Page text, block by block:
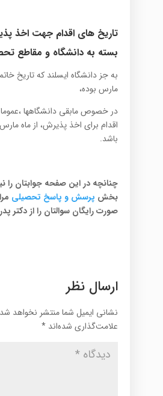
تاریخ های اقدام جهت اخذ
بسته به دانشگاه و مقاطع
مارس بوده،
در خصوص مابقی دانشگاهها ،عموما
اقدام برای اخذ پذیرش، از ماه
باشد.
چنانچه در این صفحه جوابتان را
بخش پرسش و پاسخ تحصیلی
صورت رایگان سوالتان را از دکتر
ارسال نظر
نشانی ایمیل شما منتشر نخواهد
علامت‌گذاری شده‌اند *